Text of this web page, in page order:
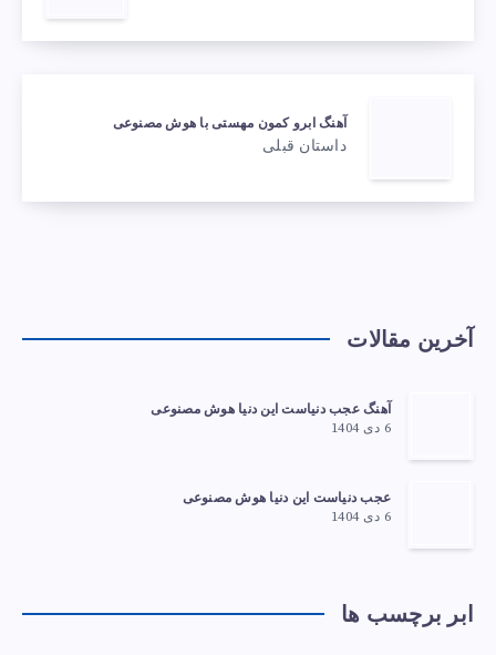
آهنگ ابرو کمون مهستی با هوش مصنوعی
داستان قبلی
آخرین مقالات
آهنگ عجب دنیاست این دنیا هوش مصنوعی
6 دی 1404
عجب دنیاست این دنیا هوش مصنوعی
6 دی 1404
ابر برچسب ها